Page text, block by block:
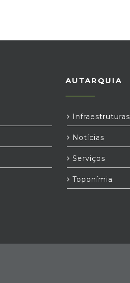
AUTARQUIA
Infraestruturas
Notícias
Serviços
Toponímia